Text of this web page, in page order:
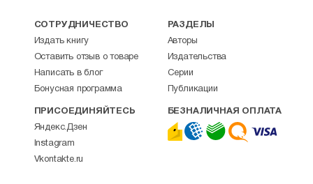
СОТРУДНИЧЕСТВО
Издать книгу
Оставить отзыв о товаре
Написать в блог
Бонусная программа
РАЗДЕЛЫ
Авторы
Издательства
Серии
Публикации
ПРИСОЕДИНЯЙТЕСЬ
Яндекс.Дзен
Instagram
Vkontakte.ru
БЕЗНАЛИЧНАЯ ОПЛАТА